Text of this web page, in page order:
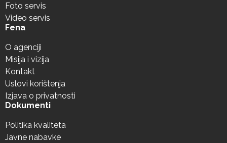
Foto servis
Video servis
Fena
O agenciji
Misija i vizija
Kontakt
Uslovi korištenja
Izjava o privatnosti
Dokumenti
Politika kvaliteta
Javne nabavke